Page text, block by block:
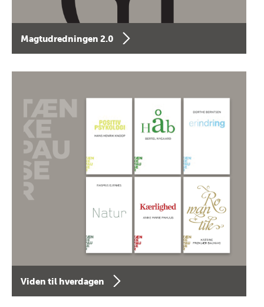
Magtudredningen 2.0
Viden til hverdagen